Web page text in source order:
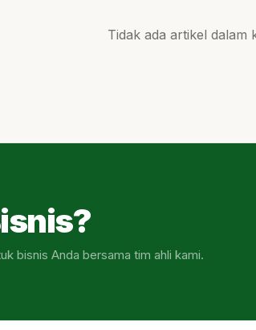
Tidak ada artikel dalam
bisnis Anda bersama tim ahli kami.